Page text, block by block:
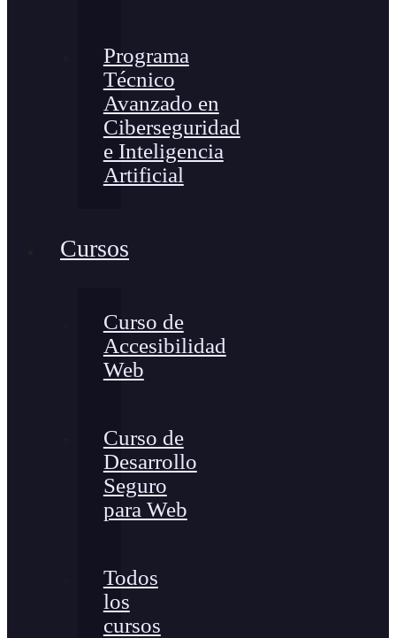
Programa
Técnico
Avanzado en
Ciberseguridad
e Inteligencia
Artificial
Cursos
Curso de
Accesibilidad
Web
Curso de
Desarrollo
Seguro
para Web
Todos
los
cursos